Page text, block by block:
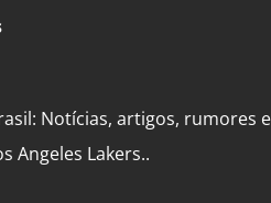
Notícias, artigos, rumores e
Angeles Lakers..